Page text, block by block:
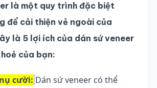
là một quy trình đặc biệt
để cải thiện vẻ ngoài của
là 5 lợi ích của dán sứ veneer
của bạn:
cười: Dán sứ veneer có thể